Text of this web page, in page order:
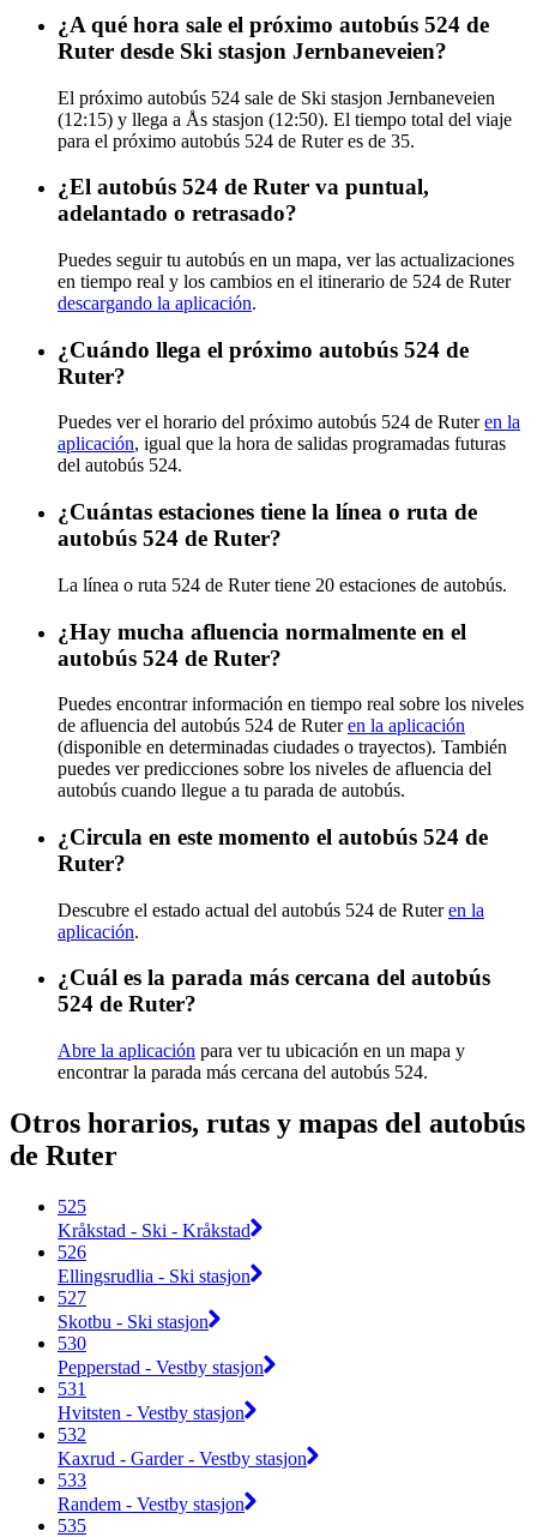
¿A qué hora sale el próximo autobús 524 de
Ruter desde Ski stasjon Jernbaneveien?
El próximo autobús 524 sale de Ski stasjon Jernbaneveien
(12:15) y llega a Ås stasjon (12:50). El tiempo total del viaje
para el próximo autobús 524 de Ruter es de 35.
¿El autobús 524 de Ruter va puntual,
adelantado o retrasado?
Puedes seguir tu autobús en un mapa, ver las actualizaciones
en tiempo real y los cambios en el itinerario de 524 de Ruter
descargando la aplicación.
¿Cuándo llega el próximo autobús 524 de
Ruter?
Puedes ver el horario del próximo autobús 524 de Ruteren la
aplicación, igual que la hora de salidas programadas futuras
del autobús 524.
¿Cuántas estaciones tiene la línea o ruta de
autobús 524 de Ruter?
La línea o ruta 524 de Ruter tiene 20 estaciones de autobús.
¿Hay mucha afluencia normalmente en el
autobús 524 de Ruter?
Puedes encontrar información en tiempo real sobre los niveles
de afluencia del autobús 524 de Ruteren la aplicación
(disponible en determinadas ciudades o trayectos). También
puedes ver predicciones sobre los niveles de afluencia del
autobús cuando llegue a tu parada de autobús.
¿Circula en este momento el autobús 524 de
Ruter?
Descubre el estado actual del autobús 524 de Ruteren la
aplicación.
¿Cuál es la parada más cercana del autobús
524 de Ruter?
Abre la aplicación para ver tu ubicación en un mapa y
encontrar la parada más cercana del autobús 524.
Otros horarios, rutas y mapas del autobús
de Ruter
525
Kråkstad - Ski - Kråkstad
526
Ellingsrudlia - Ski stasjon
527
Skotbu - Ski stasjon
530
Pepperstad - Vestby stasjon
531
Hvitsten - Vestby stasjon
532
Kaxrud - Garder - Vestby stasjon
533
Randem - Vestby stasjon
535